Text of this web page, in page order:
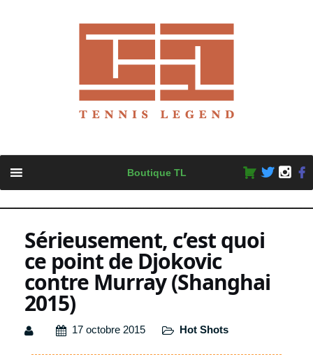
content
Boutique TL
Sérieusement, c’est quoi
ce point de Djokovic
contre Murray (Shanghai
2015)
17 octobre 2015 Hot Shots